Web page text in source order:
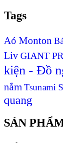
Tags
Aó Monton
LivGIANT
kiện - Đồ
nắmTsunami
quang
SẢN